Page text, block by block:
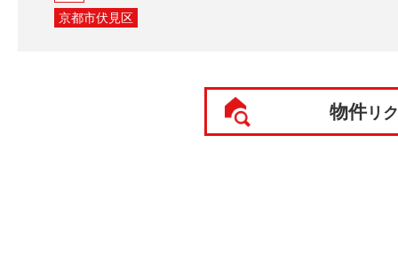
京都市伏見区
物件リ